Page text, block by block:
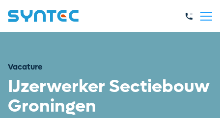
Vacature
IJzerwerker Sectiebouw
Groningen